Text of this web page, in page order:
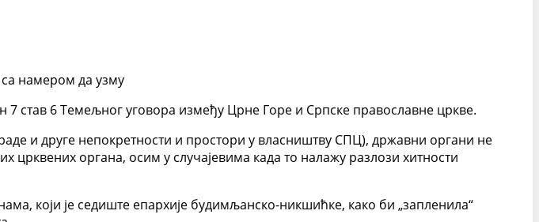
намером да узму
став 6 Темељног уговора између Црне Горе и Српске православне цркве.
и друге непокретности и простори у власништву СПЦ), државни органи не
органа, осим у случајевима када то налажу разлози хитности
који је седиште епархије будимљанско-никшићке, како би „запленила“